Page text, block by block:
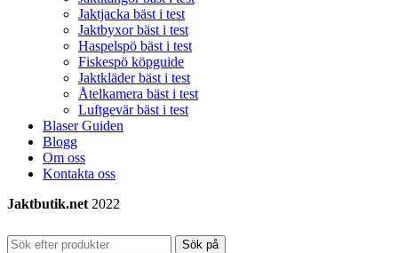
Jaktjacka bäst i test
Jaktbyxor bäst i test
Haspelspö bäst i test
Fiskespö köpguide
Jaktkläder bäst i test
Åtelkamera bäst i test
Luftgevär bäst i test
Blaser Guiden
Blogg
Om oss
Kontakta oss
Jaktbutik.net 2022
Sök på